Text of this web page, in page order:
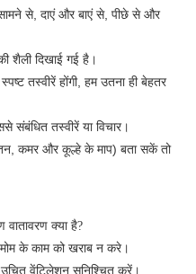
से, दाएं और बाएं से, पीछे से और
शैली दिखाई गई है।
तस्वीरें होंगी, हम उतना ही बेहतर
संबंधित तस्वीरें या विचार।
कमर और कूल्हे के माप) बता सकें तो
वातावरण क्या है?
मोम के काम को खराब न करे।
उचित वेंटिलेशन सुनिश्चित करें।